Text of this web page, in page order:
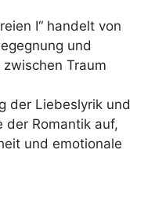
I“ handelt von
und
Traum
der Liebeslyrik und
der Romantik auf,
und emotionale